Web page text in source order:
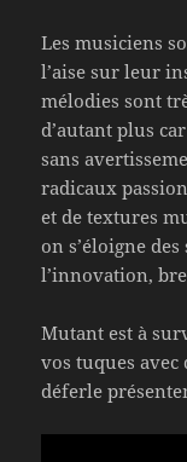
Les musiciens
l’aise sur leur
mélodies sont
d’autant plus
sans
radicaux
et de textures
on s’éloigne
l’innovation,
Mutant est à
vos tuques avec
déferle